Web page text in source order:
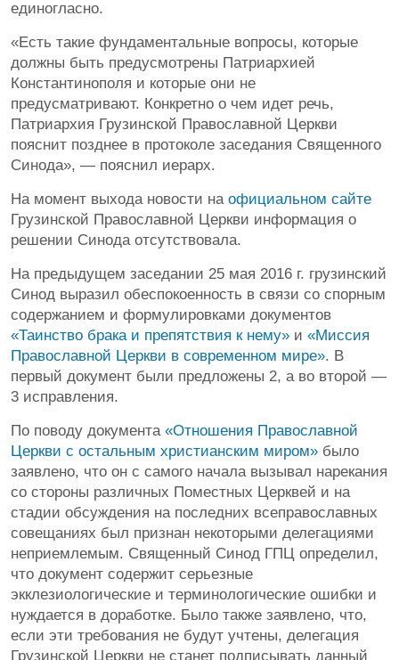
единогласно.
«Есть такие фундаментальные вопросы, которые
должны быть предусмотрены Патриархией
Константинополя и которые они не
предусматривают. Конкретно о чем идет речь,
Патриархия Грузинской Православной Церкви
пояснит позднее в протоколе заседания Священного
Синода», — пояснил иерарх.
На момент выхода новости на официальном сайте
Грузинской Православной Церкви информация о
решении Синода отсутствовала.
На предыдущем заседании 25 мая 2016 г. грузинский
Синод выразил обеспокоенность в связи со спорным
содержанием и формулировками документов
«Таинство брака и препятствия к нему» и «Миссия
Православной Церкви в современном мире». В
первый документ были предложены 2, а во второй —
3 исправления.
По поводу документа «Отношения Православной
Церкви с остальным христианским миром» было
заявлено, что он с самого начала вызывал нарекания
со стороны различных Поместных Церквей и на
стадии обсуждения на последних всеправославных
совещаниях был признан некоторыми делегациями
неприемлемым. Священный Синод ГПЦ определил,
что документ содержит серьезные
экклезиологические и терминологические ошибки и
нуждается в доработке. Было также заявлено, что,
если эти требования не будут учтены, делегация
Грузинской Церкви не станет подписывать данный